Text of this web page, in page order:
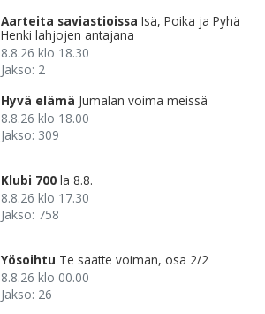
Aarteita saviastioissa Isä, Poika ja Pyhä
Henki lahjojen antajana
8.8.26 klo 18.30
Jakso: 2
Hyvä elämä Jumalan voima meissä
8.8.26 klo 18.00
Jakso: 309
Klubi 700 la 8.8.
8.8.26 klo 17.30
Jakso: 758
Yösoihtu Te saatte voiman, osa 2/2
8.8.26 klo 00.00
Jakso: 26